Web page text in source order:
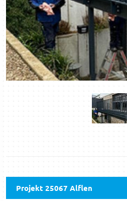
Projekt 25067 Alflen